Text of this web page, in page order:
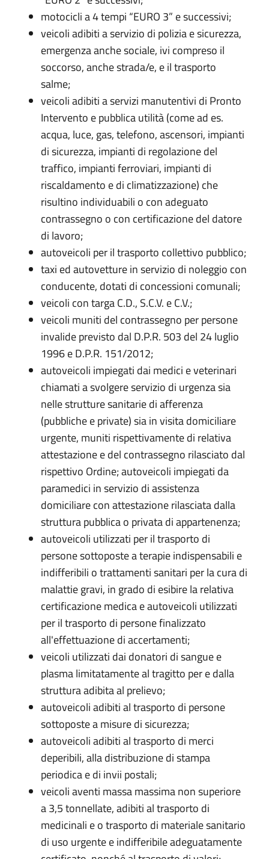
motocicli a 4 tempi “EURO 3” e successivi;
veicoli adibiti a servizio di polizia e sicurezza,
emergenza anche sociale, ivi compreso il
soccorso, anche strada/e, e il trasporto
salme;
veicoli adibiti a servizi manutentivi di Pronto
Intervento e pubblica utilità (come ad es.
acqua, luce, gas, telefono, ascensori, impianti
di sicurezza, impianti di regolazione del
traffico, impianti ferroviari, impianti di
riscaldamento e di climatizzazione) che
risultino individuabili o con adeguato
contrassegno o con certificazione del datore
di lavoro;
autoveicoli per il trasporto collettivo pubblico;
taxi ed autovetture in servizio di noleggio con
conducente, dotati di concessioni comunali;
veicoli con targa C.D., S.C.V. e C.V.;
veicoli muniti del contrassegno per persone
invalide previsto dal D.P.R. 503 del 24 luglio
1996 e D.P.R. 151/2012;
autoveicoli impiegati dai medici e veterinari
chiamati a svolgere servizio di urgenza sia
nelle strutture sanitarie di afferenza
(pubbliche e private) sia in visita domiciliare
urgente, muniti rispettivamente di relativa
attestazione e del contrassegno rilasciato dal
rispettivo Ordine; autoveicoli impiegati da
paramedici in servizio di assistenza
domiciliare con attestazione rilasciata dalla
struttura pubblica o privata di appartenenza;
autoveicoli utilizzati per il trasporto di
persone sottoposte a terapie indispensabili e
indifferibili o trattamenti sanitari per la cura di
malattie gravi, in grado di esibire la relativa
certificazione medica e autoveicoli utilizzati
per il trasporto di persone finalizzato
all'effettuazione di accertamenti;
veicoli utilizzati dai donatori di sangue e
plasma limitatamente al tragitto per e dalla
struttura adibita al prelievo;
autoveicoli adibiti al trasporto di persone
sottoposte a misure di sicurezza;
autoveicoli adibiti al trasporto di merci
deperibili, alla distribuzione di stampa
periodica e di invii postali;
veicoli aventi massa massima non superiore
a 3,5 tonnellate, adibiti al trasporto di
medicinali e o trasporto di materiale sanitario
di uso urgente e indifferibile adeguatamente